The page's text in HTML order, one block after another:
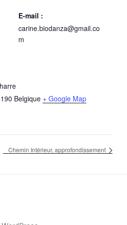
Belgique + Google Map
E-mail :
carine.biodanza@gmail.co
m
Chemin Intérieur, approfondissement